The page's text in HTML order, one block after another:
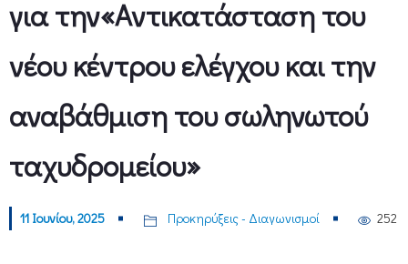
για την«Αντικατάσταση του
νέου κέντρου ελέγχου και την
αναβάθμιση του σωληνωτού
ταχυδρομείου»
11 Ιουνίου, 2025 Προκηρύξεις - Διαγωνισμοί 252